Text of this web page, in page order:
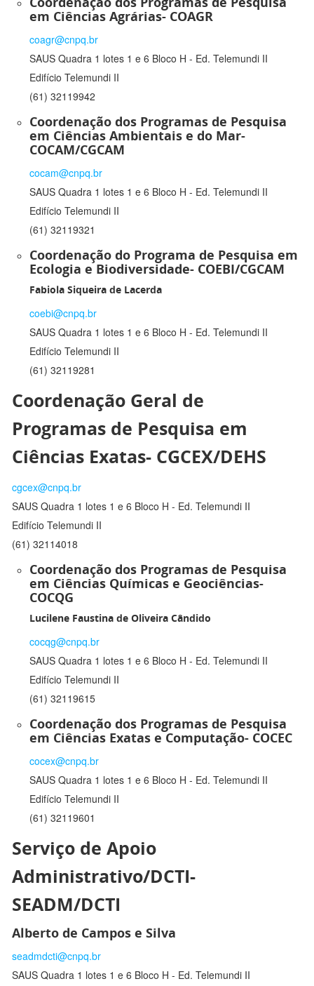
em Ciências Agrárias- COAGR
coagr@cnpq.br
SAUS Quadra 1 lotes 1 e 6 Bloco H - Ed. Telemundi II
Edifício Telemundi II
(61) 32119942
Coordenação dos Programas de Pesquisa
em Ciências Ambientais e do Mar-
COCAM/CGCAM
cocam@cnpq.br
SAUS Quadra 1 lotes 1 e 6 Bloco H - Ed. Telemundi II
Edifício Telemundi II
(61) 32119321
Coordenação do Programa de Pesquisa em
Ecologia e Biodiversidade- COEBI/CGCAM
Fabiola Siqueira de Lacerda
coebi@cnpq.br
SAUS Quadra 1 lotes 1 e 6 Bloco H - Ed. Telemundi II
Edifício Telemundi II
(61) 32119281
Coordenação Geral de
Programas de Pesquisa em
Ciências Exatas- CGCEX/DEHS
cgcex@cnpq.br
SAUS Quadra 1 lotes 1 e 6 Bloco H - Ed. Telemundi II
Edifício Telemundi II
(61) 32114018
Coordenação dos Programas de Pesquisa
em Ciências Químicas e Geociências-
COCQG
Lucilene Faustina de Oliveira Cândido
cocqg@cnpq.br
SAUS Quadra 1 lotes 1 e 6 Bloco H - Ed. Telemundi II
Edifício Telemundi II
(61) 32119615
Coordenação dos Programas de Pesquisa
em Ciências Exatas e Computação- COCEC
cocex@cnpq.br
SAUS Quadra 1 lotes 1 e 6 Bloco H - Ed. Telemundi II
Edifício Telemundi II
(61) 32119601
Serviço de Apoio
Administrativo/DCTI-
SEADM/DCTI
Alberto de Campos e Silva
seadmdcti@cnpq.br
SAUS Quadra 1 lotes 1 e 6 Bloco H - Ed. Telemundi II